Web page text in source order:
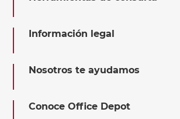
Información legal
Nosotros te ayudamos
Conoce Office Depot